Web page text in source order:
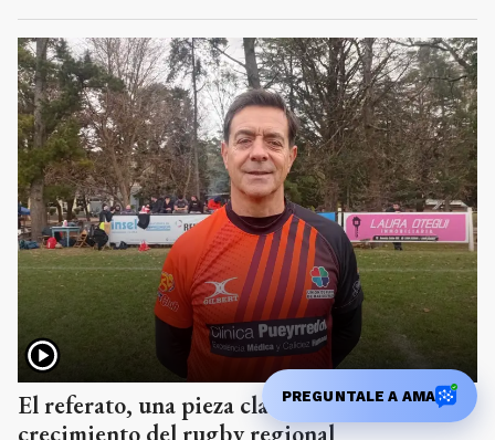
El referato, una pieza clave para el
PREGUNTALE A AMA